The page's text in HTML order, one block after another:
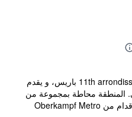
يقع هذا الفندق في 11th arrondissement - Bastille باريس، و يقدم
محاطة بمجموعة من
المطاعم وتبعد مسافة دقائق على الأقدام من Oberkampf Metro